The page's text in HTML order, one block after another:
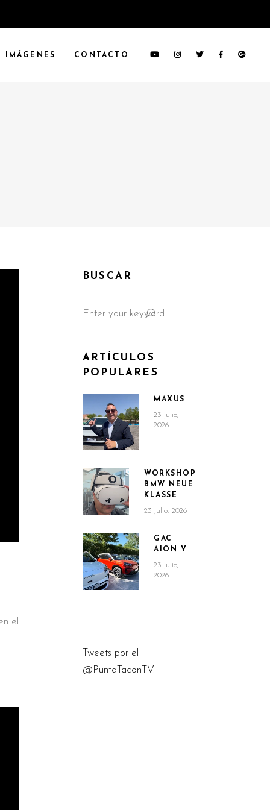
IMÁGENES CONTACTO
el
BUSCAR
for:
ARTÍCULOS
POPULARES
MAXUS
23 julio,
2026
WORKSHOP
BMW NEUE
KLASSE
23 julio, 2026
GAC
AION V
23 julio,
2026
Tweets por el
@PuntaTaconTV.